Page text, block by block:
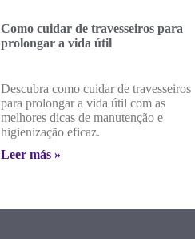
Como cuidar de travesseiros para
prolongar a vida útil
Descubra como cuidar de travesseiros
para prolongar a vida útil com as
melhores dicas de manutenção e
higienização eficaz.
Leer más »